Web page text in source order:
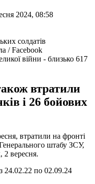
2024, 08:58
/ Facebook
війни - близько 617
втратили
і 26 бойових
втратили на фронті
штабу ЗСУ,
2 вересня.
24.02.22 по 02.09.24